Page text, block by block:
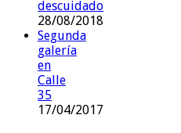
descuidado
28/08/2018
Segunda
galería
en
Calle
35
17/04/2017